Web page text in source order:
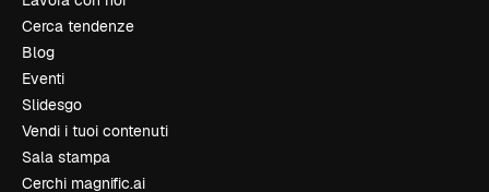
Cerca tendenze
Blog
Eventi
Slidesgo
Vendi i tuoi contenuti
Sala stampa
Cerchi magnific.ai